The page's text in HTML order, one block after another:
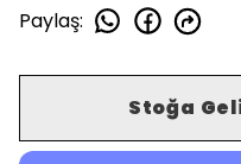
Paylaş:
Stoğa